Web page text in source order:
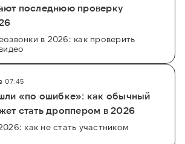
последнюю проверку
в 2026: как проверить
07:45
«по ошибке»: как обычный
стать дроппером в 2026
как не стать участником